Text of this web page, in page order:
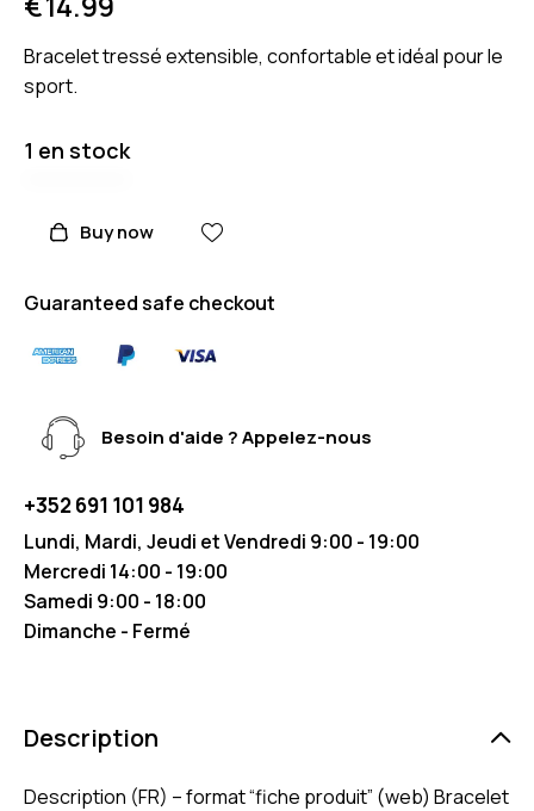
Bracelet tressé extensible, confortable et idéal pour le
sport.
1 en stock
Buy now
Guaranteed safe checkout
Besoin d'aide ? Appelez-nous
+352 691 101 984
Lundi, Mardi, Jeudi et Vendredi 9:00 - 19:00
Mercredi 14:00 - 19:00
Samedi 9:00 - 18:00
Dimanche - Fermé
Description
Description (FR) – format “fiche produit” (web) Bracelet